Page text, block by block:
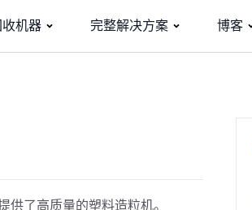
机器 完整解决方案 博客
了高质量的塑料造粒机。